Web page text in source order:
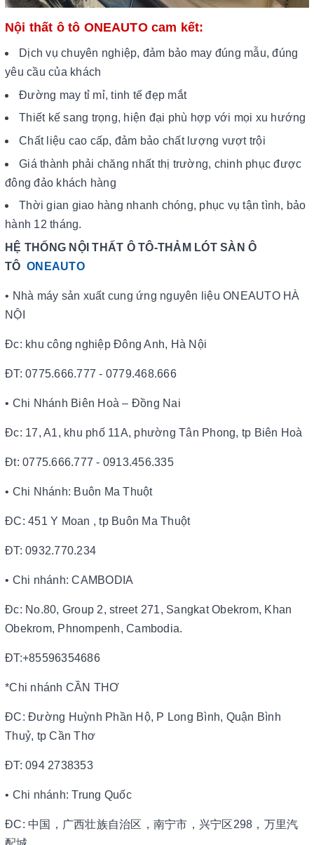
Nội thất ô tô ONEAUTO cam kết:
Dịch vụ chuyên nghiệp, đảm bảo may đúng mẫu, đúng
yêu cầu của khách
Đường may tỉ mỉ, tinh tế đẹp mắt
Thiết kế sang trọng, hiện đại phù hợp với mọi xu hướng
Chất liệu cao cấp, đảm bảo chất lượng vượt trội
Giá thành phải chăng nhất thị trường, chinh phục được
đông đảo khách hàng
Thời gian giao hàng nhanh chóng, phục vụ tận tình, bảo
hành 12 tháng.
HỆ THỐNG NỘI THẤT Ô TÔ-THẢM LÓT SÀN Ô
TÔ ONEAUTO
• Nhà máy sản xuất cung ứng nguyên liệu ONEAUTO HÀ
NỘI
Đc: khu công nghiệp Đông Anh, Hà Nội
ĐT: 0775.666.777 - 0779.468.666
• Chi Nhánh Biên Hoà – Đồng Nai
Đc: 17, A1, khu phố 11A, phường Tân Phong, tp Biên Hoà
Đt: 0775.666.777 - 0913.456.335
• Chi Nhánh: Buôn Ma Thuột
ĐC: 451 Y Moan , tp Buôn Ma Thuột
ĐT: 0932.770.234
• Chi nhánh: CAMBODIA
Đc: No.80, Group 2, street 271, Sangkat Obekrom, Khan
Obekrom, Phnompenh, Cambodia.
ĐT:+85596354686
*Chi nhánh CẦN THƠ
ĐC: Đường Huỳnh Phần Hộ, P Long Bình, Quận Bình
Thuỷ, tp Cần Thơ
ĐT: 094 2738353
• Chi nhánh: Trung Quốc
ĐC: 中国，广西壮族自治区，南宁市，兴宁区298，万里汽